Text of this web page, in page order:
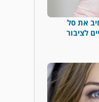
את סל
לציבור